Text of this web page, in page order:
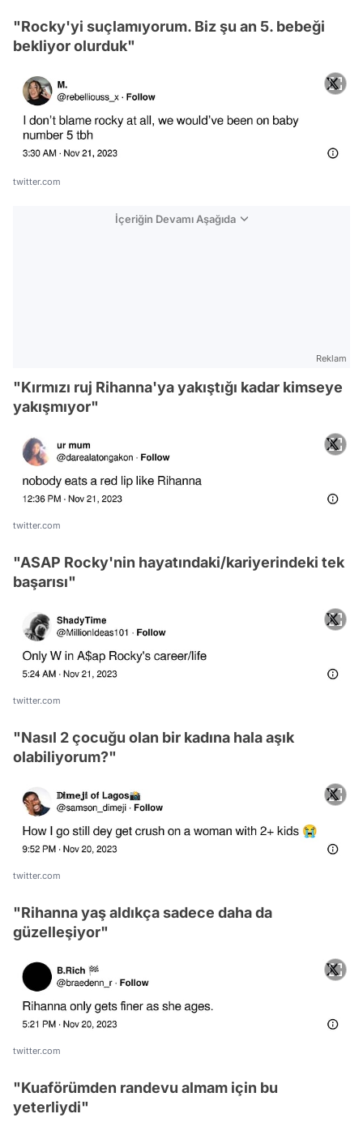
"Rocky'yi suçlamıyorum. Biz şu an 5. bebeği
bekliyor olurduk"
twitter.com
İçeriğin Devamı Aşağıda
Reklam
"Kırmızı ruj Rihanna'ya yakıştığı kadar kimseye
yakışmıyor"
twitter.com
"ASAP Rocky'nin hayatındaki/kariyerindeki tek
başarısı"
twitter.com
"Nasıl 2 çocuğu olan bir kadına hala aşık
olabiliyorum?"
twitter.com
"Rihanna yaş aldıkça sadece daha da
güzelleşiyor"
twitter.com
"Kuaförümden randevu almam için bu
yeterliydi"